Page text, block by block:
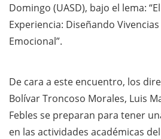
Domingo (UASD), bajo el lema:
Experiencia: Diseñando
Emocional”.
De cara a este encuentro, los
Bolívar Troncoso Morales, Luis
Febles se preparan para tener
en las actividades académicas